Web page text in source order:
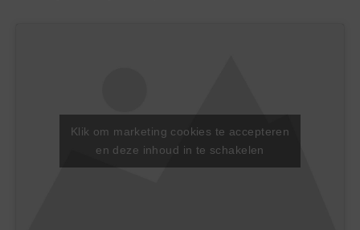
Klik om marketing cookies te accepteren
en deze inhoud in te schakelen